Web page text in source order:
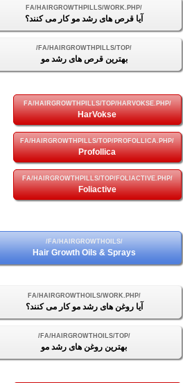
آیا قرص های رشد مو کار می کنند؟
بهترین قرص های رشد مو
HarVokse
Profollica
Foliactive
Hair Growth Oils & Sprays
آیا روغن های رشد مو کار می کنند؟
بهترین روغن های رشد مو